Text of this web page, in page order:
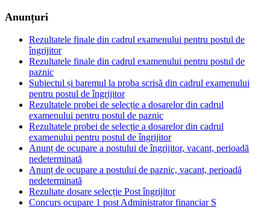
Anunțuri
Rezultatele finale din cadrul examenului pentru postul de
îngrijitor
Rezultatele finale din cadrul examenului pentru postul de
paznic
Subiectul și baremul la proba scrisă din cadrul examenului
pentru postul de îngrijitor
Rezultatele probei de selecție a dosarelor din cadrul
examenului pentru postul de paznic
Rezultatele probei de selecție a dosarelor din cadrul
examenului pentru postul de îngrijitor
Anunț de ocupare a postului de îngrijitor, vacant, perioadă
nedeterminată
Anunț de ocupare a postului de paznic, vacant, perioadă
nedeterminată
Rezultate dosare selecție Post îngrijitor
Concurs ocupare 1 post Administrator financiar S